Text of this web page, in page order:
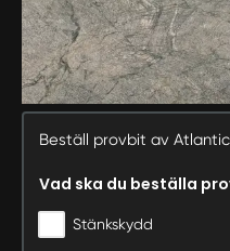
Beställ provbit av
Vad ska du beställa
Stänkskydd